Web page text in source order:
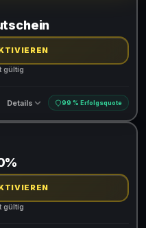
den Rabatt zu erhalten
gültig
Details 99 % Erfolgsquote
gültig